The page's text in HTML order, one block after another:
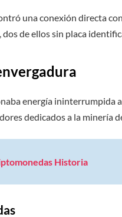
una conexión directa
de ellos sin placa
energía ininterrumpida
dedicados a la minería
Historia